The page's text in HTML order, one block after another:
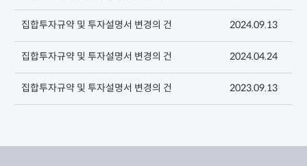
집합투자규약 및 투자설명서 변경의 건 2024.09.13
집합투자규약 및 투자설명서 변경의 건 2024.04.24
집합투자규약 및 투자설명서 변경의 건 2023.09.13